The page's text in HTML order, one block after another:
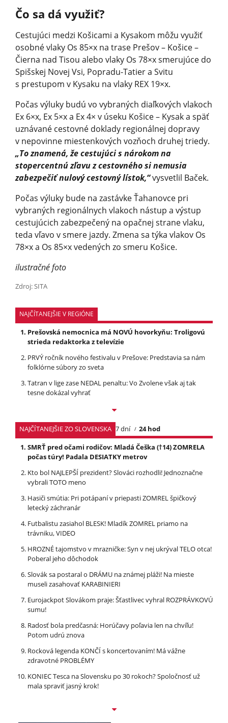
Čo sa dá využiť?
Cestujúci medzi Košicami a Kysakom môžu využiť
osobné vlaky Os 85×x na trase Prešov – Košice –
Čierna nad Tisou alebo vlaky Os 78×x smerujúce do
Spišskej Novej Vsi, Popradu-Tatier a Svitu
s prestupom v Kysaku na vlaky REX 19×x.
Počas výluky budú vo vybraných diaľkových vlakoch
Ex 6×x, Ex 5×x a Ex 4× v úseku Košice – Kysak a späť
uznávané cestovné doklady regionálnej dopravy
v nepovinne miestenkových vozňoch druhej triedy.
„To znamená, že cestujúci s nárokom na
stopercentnú zľavu z cestovného si nemusia
zabezpečiť nulový cestovný lístok,“vysvetlil Baček.
Počas výluky bude na zastávke Ťahanovce pri
vybraných regionálnych vlakoch nástup a výstup
cestujúcich zabezpečený na opačnej strane vlaku,
teda vľavo v smere jazdy. Zmena sa týka vlakov Os
78×x a Os 85×x vedených zo smeru Košice.
ilustračné foto
Zdroj: SITA
NAJČÍTANEJŠIE V REGIÓNE
Prešovská nemocnica má NOVÚ hovorkyňu: Troligovú
strieda redaktorka z televízie
PRVÝ ročník nového festivalu v Prešove: Predstavia sa nám
folklórne súbory zo sveta
Tatran v lige zase NEDAL penaltu: Vo Zvolene však aj tak
tesne dokázal vyhrať
NAJČÍTANEJŠIE ZO SLOVENSKA 7 dní
24 hod
SMRŤ pred očami rodičov: Mladá Češka (†14) ZOMRELA
počas túry! Padala DESIATKY metrov
Kto bol NAJLEPŠÍ prezident? Slováci rozhodli! Jednoznačne
vybrali TOTO meno
Hasiči smútia: Pri potápaní v priepasti ZOMREL špičkový
letecký záchranár
Futbalistu zasiahol BLESK! Mladík ZOMREL priamo na
trávniku, VIDEO
HROZNÉ tajomstvo v mrazničke: Syn v nej ukrýval TELO otca!
Poberal jeho dôchodok
Slovák sa postaral o DRÁMU na známej pláži! Na mieste
museli zasahovať KARABINIERI
Eurojackpot Slovákom praje: Šťastlivec vyhral ROZPRÁVKOVÚ
sumu!
Radosť bola predčasná: Horúčavy poľavia len na chvíľu!
Potom udrú znova
Rocková legenda KONČÍ s koncertovaním! Má vážne
zdravotné PROBLÉMY
KONIEC Tesca na Slovensku po 30 rokoch? Spoločnosť už
mala spraviť jasný krok!